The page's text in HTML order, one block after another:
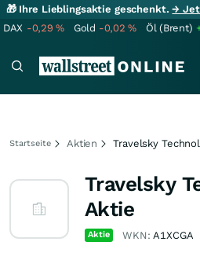
🎁 Ihre Lieblingsaktie geschenkt.→
DAX -0,29% Gold -0,02% Öl (Brent)
Startseite Aktien Travelsky
Travelsky
Aktie
Aktie WKN:A1XCGA